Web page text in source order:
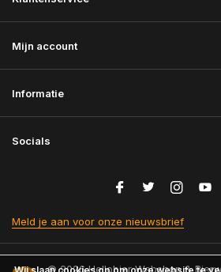
Mijn account
Informatie
Socials
Meld je aan voor onze nieuwsbrief
© 2026 Hellobier Webshop &